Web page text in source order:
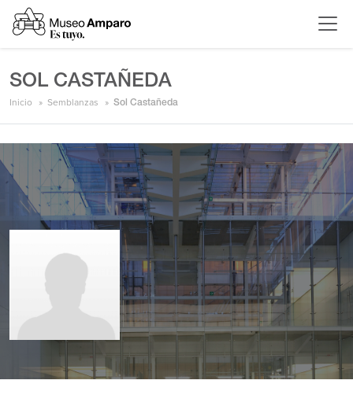
SOL CASTAÑEDA
Inicio Semblanzas Sol Castañeda